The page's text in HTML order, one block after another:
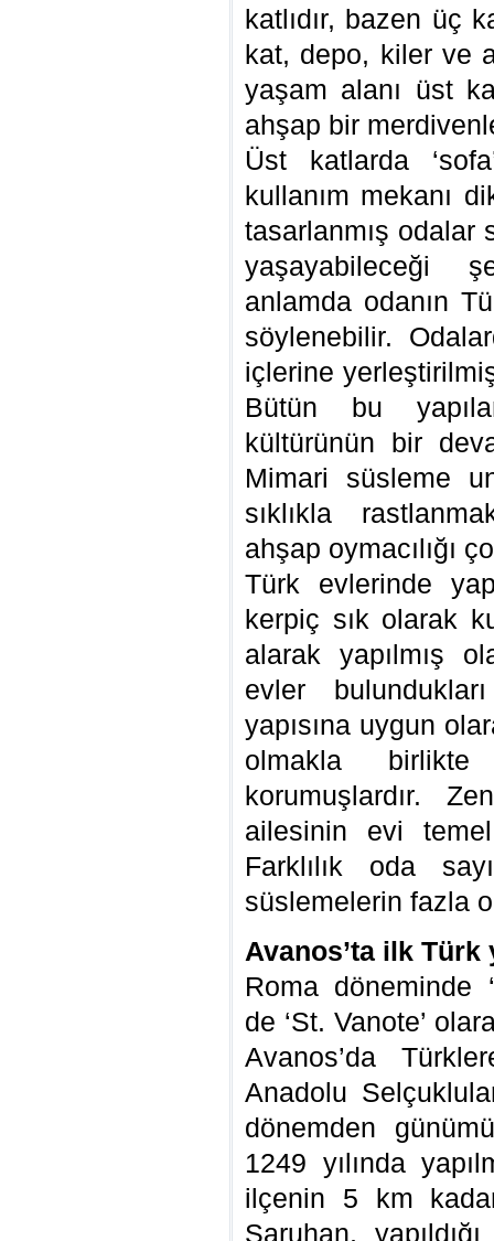
katlıdır, bazen üç
kat, depo, kiler ve
yaşam alanı üst
ahşap bir
Üst katlarda
kullanım mekanı
tasarlanmış odalar
yaşayabileceği
anlamda odanın
söylenebilir.
içlerine
Bütün bu
kültürünün bir
Mimari süsleme
sıklıkla
ahşap oymacılığı
Türk evlerinde
kerpiç sık olarak
alarak yapılmış
evler
yapısına uygun
olmakla
korumuşlardır.
ailesinin evi
Farklılık oda
süslemelerin fazla
Avanos’ta ilk
Roma döneminde
de ‘St. Vanote’
Avanos’da
Anadolu
dönemden
1249 yılında
ilçenin 5 km
Saruhan,